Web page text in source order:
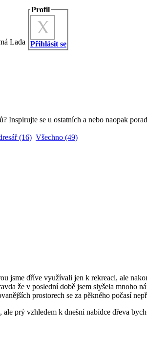
Lada
Profil
Přihlásit se
Inspirujte se u ostatních a nebo naopak
(16) Všechno (49)
jsme dříve využívali jen k rekreaci, ale
že v poslední době jsem slyšela mnoho
prostorech se za pěkného počasí
prý vzhledem k dnešní nabídce dřeva